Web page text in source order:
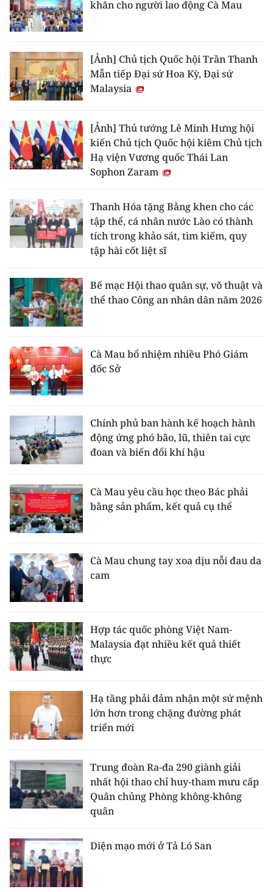
khăn cho người lao động Cà Mau
[Ảnh] Chủ tịch Quốc hội Trần Thanh
Mẫn tiếp Đại sứ Hoa Kỳ, Đại sứ
Malaysia
[Ảnh] Thủ tướng Lê Minh Hưng hội
kiến Chủ tịch Quốc hội kiêm Chủ tịch
Hạ viện Vương quốc Thái Lan
Sophon Zaram
Thanh Hóa tặng Bằng khen cho các
tập thể, cá nhân nước Lào có thành
tích trong khảo sát, tìm kiếm, quy
tập hài cốt liệt sĩ
Bế mạc Hội thao quân sự, võ thuật và
thể thao Công an nhân dân năm 2026
Cà Mau bổ nhiệm nhiều Phó Giám
đốc Sở
Chính phủ ban hành kế hoạch hành
động ứng phó bão, lũ, thiên tai cực
đoan và biến đổi khí hậu
Cà Mau yêu cầu học theo Bác phải
bằng sản phẩm, kết quả cụ thể
Cà Mau chung tay xoa dịu nỗi đau da
cam
Hợp tác quốc phòng Việt Nam-
Malaysia đạt nhiều kết quả thiết
thực
Hạ tầng phải đảm nhận một sứ mệnh
lớn hơn trong chặng đường phát
triển mới
Trung đoàn Ra-đa 290 giành giải
nhất hội thao chỉ huy-tham mưu cấp
Quân chủng Phòng không-không
quân
Diện mạo mới ở Tả Ló San